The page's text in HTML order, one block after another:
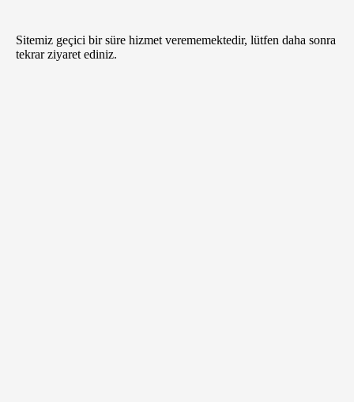
Sitemiz geçici bir süre hizmet verememektedir, lütfen daha sonra
tekrar ziyaret ediniz.